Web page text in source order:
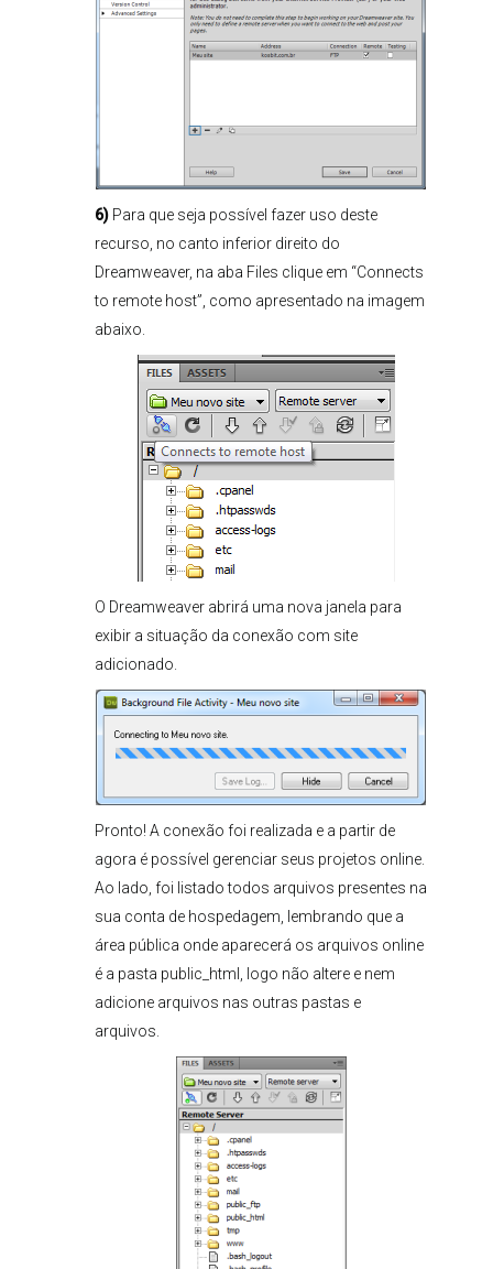
6) Para que seja possível fazer uso deste
recurso, no canto inferior direito do
Dreamweaver, na aba Files clique em “Connects
to remote host”, como apresentado na imagem
abaixo.
O Dreamweaver abrirá uma nova janela para
exibir a situação da conexão com site
adicionado.
Pronto! A conexão foi realizada e a partir de
agora é possível gerenciar seus projetos online.
Ao lado, foi listado todos arquivos presentes na
sua conta de hospedagem, lembrando que a
área pública onde aparecerá os arquivos online
é a pasta public_html, logo não altere e nem
adicione arquivos nas outras pastas e
arquivos.